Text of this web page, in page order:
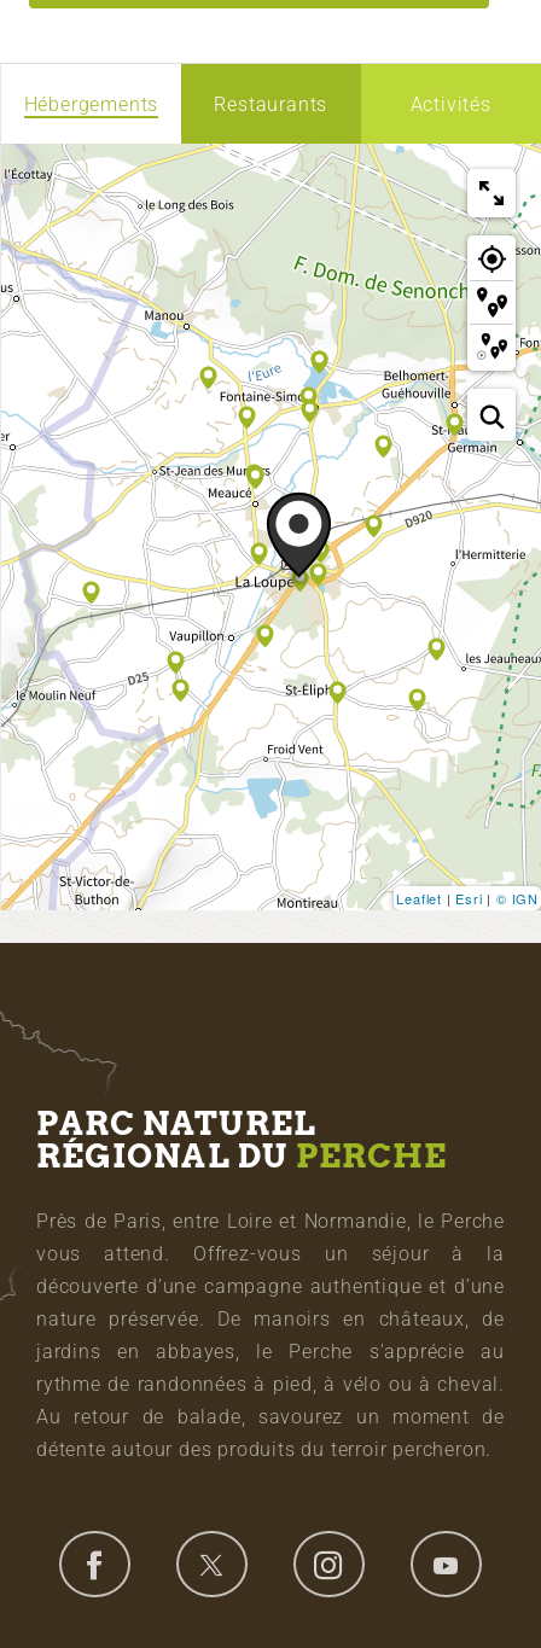
Hébergements Restaurants Activités
Leaflet | Esri | © IGN
PARC NATUREL
RÉGIONAL DU PERCHE
Près de Paris, entre Loire et Normandie, le Perche
vous attend. Offrez-vous un séjour à la
découverte d’une campagne authentique et d’une
nature préservée. De manoirs en châteaux, de
jardins en abbayes, le Perche s’apprécie au
rythme de randonnées à pied, à vélo ou à cheval.
Au retour de balade, savourez un moment de
détente autour des produits du terroir percheron.